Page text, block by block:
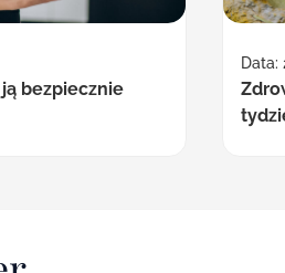
bezpiecznie
Data: